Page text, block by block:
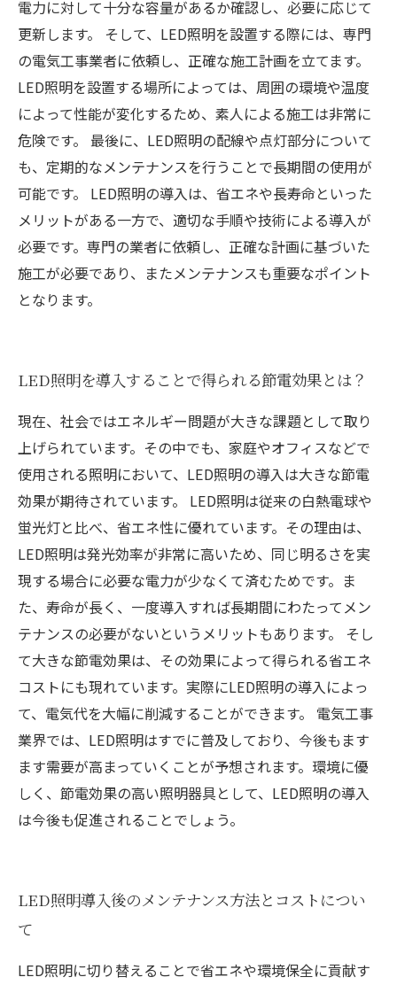
電力に対して十分な容量があるか確認し、必要に応じて
更新します。 そして、LED照明を設置する際には、専門
の電気工事業者に依頼し、正確な施工計画を立てます。
LED照明を設置する場所によっては、周囲の環境や温度
によって性能が変化するため、素人による施工は非常に
危険です。 最後に、LED照明の配線や点灯部分について
も、定期的なメンテナンスを行うことで長期間の使用が
可能です。 LED照明の導入は、省エネや長寿命といった
メリットがある一方で、適切な手順や技術による導入が
必要です。専門の業者に依頼し、正確な計画に基づいた
施工が必要であり、またメンテナンスも重要なポイント
となります。
LED照明を導入することで得られる節電効果とは？
現在、社会ではエネルギー問題が大きな課題として取り
上げられています。その中でも、家庭やオフィスなどで
使用される照明において、LED照明の導入は大きな節電
効果が期待されています。 LED照明は従来の白熱電球や
蛍光灯と比べ、省エネ性に優れています。その理由は、
LED照明は発光効率が非常に高いため、同じ明るさを実
現する場合に必要な電力が少なくて済むためです。ま
た、寿命が長く、一度導入すれば長期間にわたってメン
テナンスの必要がないというメリットもあります。 そし
て大きな節電効果は、その効果によって得られる省エネ
コストにも現れています。実際にLED照明の導入によっ
て、電気代を大幅に削減することができます。 電気工事
業界では、LED照明はすでに普及しており、今後もます
ます需要が高まっていくことが予想されます。環境に優
しく、節電効果の高い照明器具として、LED照明の導入
は今後も促進されることでしょう。
LED照明導入後のメンテナンス方法とコストについ
て
LED照明に切り替えることで省エネや環境保全に貢献す